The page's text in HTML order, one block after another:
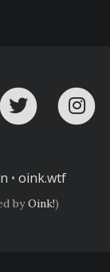
conTwitter
• oink.wtf
byOink!)